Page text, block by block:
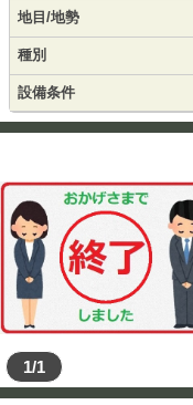
地目/地勢
種別
設備条件
1/1